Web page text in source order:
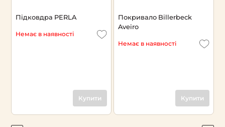
Підковдра PERLA
Немає в наявності
Купити
Покривало Billerbeck
Aveiro
Немає в наявності
Купити